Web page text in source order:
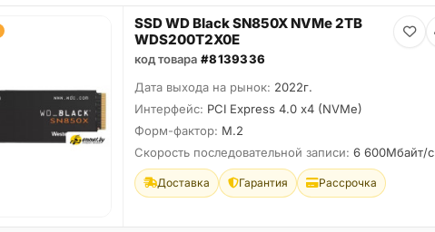
SSD WD Black SN850X NVMe 2TB
WDS200T2X0E
код товара #8139336
Дата выхода на рынок: 2022г.
Интерфейс: PCI Express 4.0 x4 (NVMe)
Форм-фактор: M.2
Скорость последовательной записи: 6 600Мбайт/с
Доставка Гарантия Рассрочка